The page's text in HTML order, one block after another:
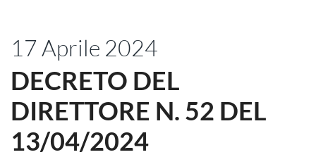
17 Aprile 2024
DECRETO DEL
DIRETTORE N. 52 DEL
13/04/2024